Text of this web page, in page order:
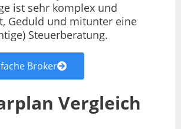
ist sehr komplex und
Geduld und mitunter eine
Steuerberatung.
Broker
Vergleich